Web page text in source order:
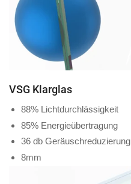
VSG Klarglas
88% Lichtdurchlässigkeit
85% Energieübertragung
36 db Geräuschreduzierung
8mm